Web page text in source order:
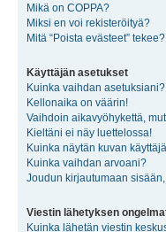
Mikä on COPPA?
Miksi en voi rekisteröityä?
Mitä “Poista evästeet” tekee?
Käyttäjän asetukset
Kuinka vaihdan asetuksiani?
Kellonaika on väärin!
Vaihdoin aikavyöhykettä,
Kieltäni ei näy luettelossa!
Kuinka näytän kuvan
Kuinka vaihdan arvoani?
Joudun kirjautumaan
Viestin lähetyksen
Kuinka lähetän viestin